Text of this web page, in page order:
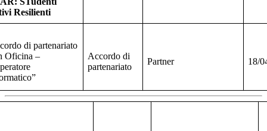
Resilienti
di partenariato
Oficina –
Accordo di
partenariato
Partner 18/